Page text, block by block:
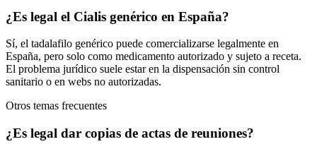
¿Es legal el Cialis genérico en España?
Sí, el tadalafilo genérico puede comercializarse legalmente en
España, pero solo como medicamento autorizado y sujeto a receta.
El problema jurídico suele estar en la dispensación sin control
sanitario o en webs no autorizadas.
Otros temas frecuentes
¿Es legal dar copias de actas de reuniones?